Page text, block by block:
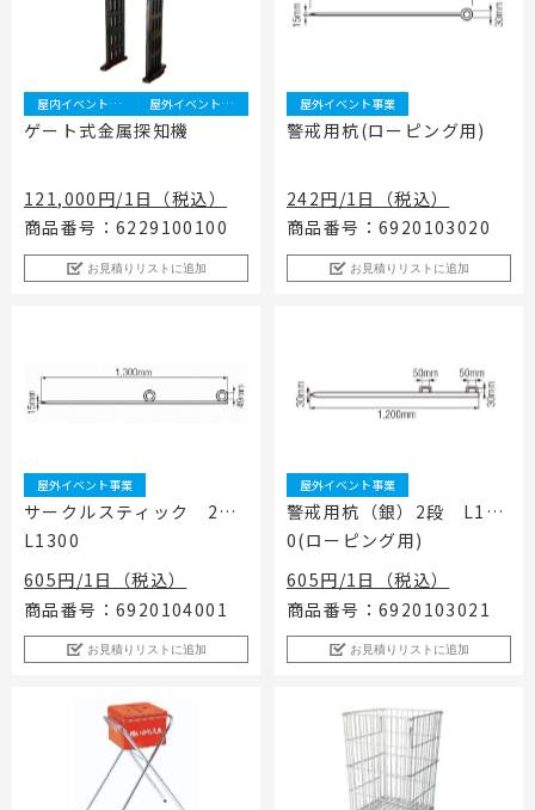
屋内イベント事業 屋外イベント事業
ゲート式金属探知機
121,000円/1日（税込）
商品番号：6229100100
お見積りリストに追加
屋外イベント事業
警戒用杭(ローピング用)
242円/1日（税込）
商品番号：6920103020
お見積りリストに追加
屋外イベント事業
サークルスティック 2段
L1300
605円/1日（税込）
商品番号：6920104001
お見積りリストに追加
屋外イベント事業
警戒用杭（銀）2段 L120
0(ローピング用)
605円/1日（税込）
商品番号：6920103021
お見積りリストに追加